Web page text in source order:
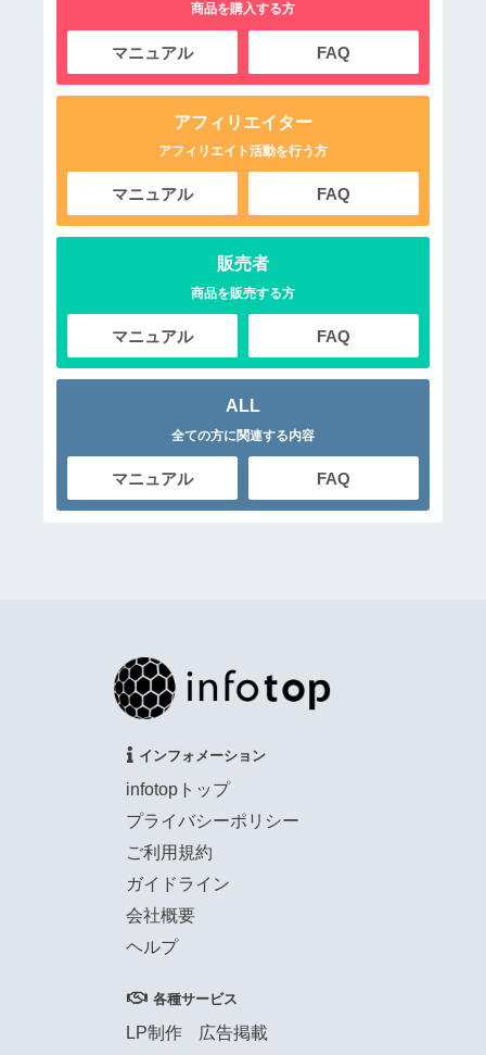
商品を購入する方
マニュアル FAQ
アフィリエイター
アフィリエイト活動を行う方
マニュアル FAQ
販売者
商品を販売する方
マニュアル FAQ
ALL
全ての方に関連する内容
マニュアル FAQ
インフォメーション
infotopトップ
プライバシーポリシー
ご利用規約
ガイドライン
会社概要
ヘルプ
各種サービス
LP制作 広告掲載